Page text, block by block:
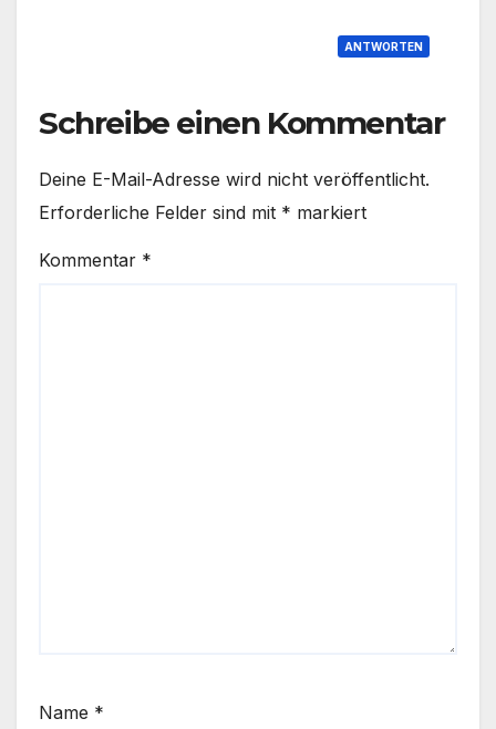
ANTWORTEN
Schreibe einen Kommentar
Deine E-Mail-Adresse wird nicht veröffentlicht.
Erforderliche Felder sind mit * markiert
Kommentar *
Name *